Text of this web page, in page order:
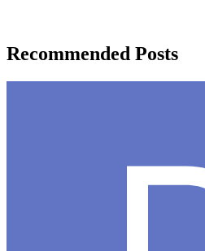
Recommended Posts